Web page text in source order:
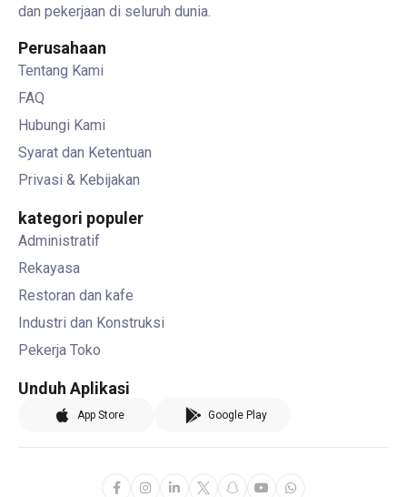
dan pekerjaan di seluruh dunia.
Perusahaan
Tentang Kami
FAQ
Hubungi Kami
Syarat dan Ketentuan
Privasi & Kebijakan
kategori populer
Administratif
Rekayasa
Restoran dan kafe
Industri dan Konstruksi
Pekerja Toko
Unduh Aplikasi
App Store Google Play